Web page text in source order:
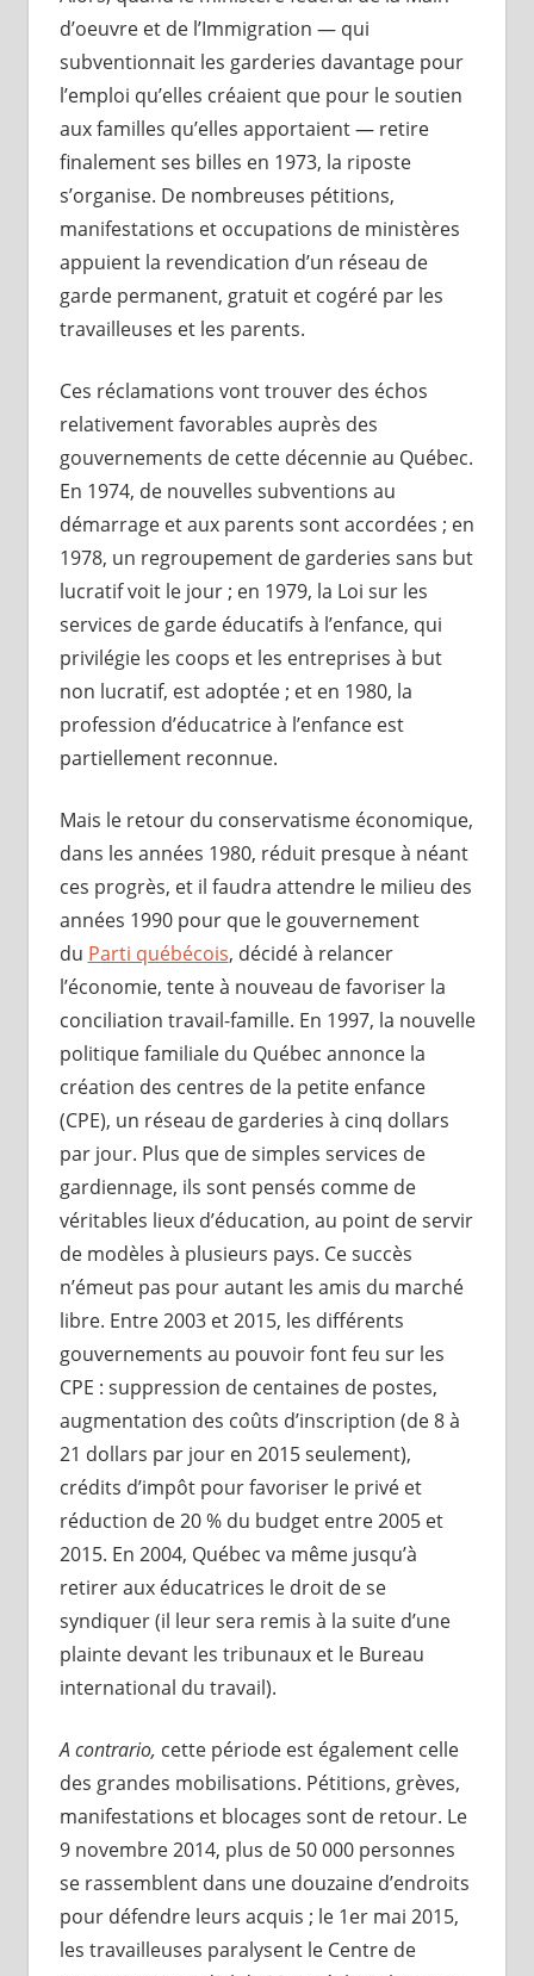
d’oeuvre et de l’Immigration — qui
subventionnait les garderies davantage pour
l’emploi qu’elles créaient que pour le soutien
aux familles qu’elles apportaient — retire
finalement ses billes en 1973, la riposte
s’organise. De nombreuses pétitions,
manifestations et occupations de ministères
appuient la revendication d’un réseau de
garde permanent, gratuit et cogéré par les
travailleuses et les parents.
Ces réclamations vont trouver des échos
relativement favorables auprès des
gouvernements de cette décennie au Québec.
En 1974, de nouvelles subventions au
démarrage et aux parents sont accordées ; en
1978, un regroupement de garderies sans but
lucratif voit le jour ; en 1979, la Loi sur les
services de garde éducatifs à l’enfance, qui
privilégie les coops et les entreprises à but
non lucratif, est adoptée ; et en 1980, la
profession d’éducatrice à l’enfance est
partiellement reconnue.
Mais le retour du conservatisme économique,
dans les années 1980, réduit presque à néant
ces progrès, et il faudra attendre le milieu des
années 1990 pour que le gouvernement
du Parti québécois, décidé à relancer
l’économie, tente à nouveau de favoriser la
conciliation travail-famille. En 1997, la nouvelle
politique familiale du Québec annonce la
création des centres de la petite enfance
(CPE), un réseau de garderies à cinq dollars
par jour. Plus que de simples services de
gardiennage, ils sont pensés comme de
véritables lieux d’éducation, au point de servir
de modèles à plusieurs pays. Ce succès
n’émeut pas pour autant les amis du marché
libre. Entre 2003 et 2015, les différents
gouvernements au pouvoir font feu sur les
CPE : suppression de centaines de postes,
augmentation des coûts d’inscription (de 8 à
21 dollars par jour en 2015 seulement),
crédits d’impôt pour favoriser le privé et
réduction de 20 % du budget entre 2005 et
2015. En 2004, Québec va même jusqu’à
retirer aux éducatrices le droit de se
syndiquer (il leur sera remis à la suite d’une
plainte devant les tribunaux et le Bureau
international du travail).
A contrario, cette période est également celle
des grandes mobilisations. Pétitions, grèves,
manifestations et blocages sont de retour. Le
9 novembre 2014, plus de 50 000 personnes
se rassemblent dans une douzaine d’endroits
pour défendre leurs acquis ; le 1er mai 2015,
les travailleuses paralysent le Centre de